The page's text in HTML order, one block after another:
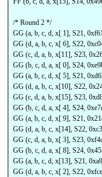
/* Round 2 */
GG (a, b, c, d, x[ 1], S21,
GG (d, a, b, c, x[ 6], S22,
GG (c, d, a, b, x[11], S23,
GG (b, c, d, a, x[ 0], S24,
GG (a, b, c, d, x[ 5], S21,
GG (d, a, b, c, x[10], S22,
GG (c, d, a, b, x[15], S23,
GG (b, c, d, a, x[ 4], S24,
GG (a, b, c, d, x[ 9], S21,
GG (d, a, b, c, x[14], S22,
GG (c, d, a, b, x[ 3], S23,
GG (b, c, d, a, x[ 8], S24,
GG (a, b, c, d, x[13], S21,
GG (d, a, b, c, x[ 2], S22,